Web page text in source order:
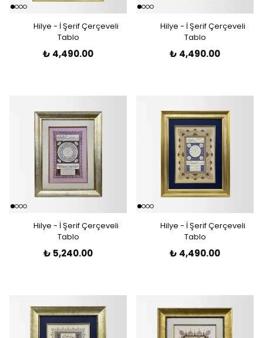
Hilye - İ Şerif Çerçeveli
Tablo
₺ 4,490.00
Hilye - İ Şerif Çerçeveli
Tablo
₺ 4,490.00
Hilye - İ Şerif Çerçeveli
Tablo
₺ 5,240.00
Hilye - İ Şerif Çerçeveli
Tablo
₺ 4,490.00